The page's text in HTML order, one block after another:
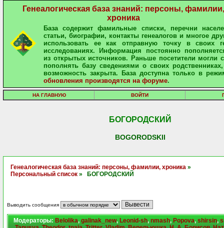
Генеалогическая база знаний: персоны, фамилии,
хроника
База содержит фамильные списки, перечни
статьи, биографии, контакты генеалогов и многое
использовать ее как отправную точку в своих
исследованиях. Информация постоянно
из открытых источников. Раньше посетители могли
пополнять базу сведениями о своих
возможность закрыта. База доступна только в
обновления производятся на форуме.
НА ГЛАВНУЮ ВОЙТИ
БОГОРОДСКИЙ
BOGORODSKII
Генеалогическая база знаний: персоны, фамилии, хроника »
Персональный список » БОГОРОДСКИЙ
Выводить сообщения
Модераторы: Belolika, galinak_new, Leonid-sh, nmash, Popova, shirsin,